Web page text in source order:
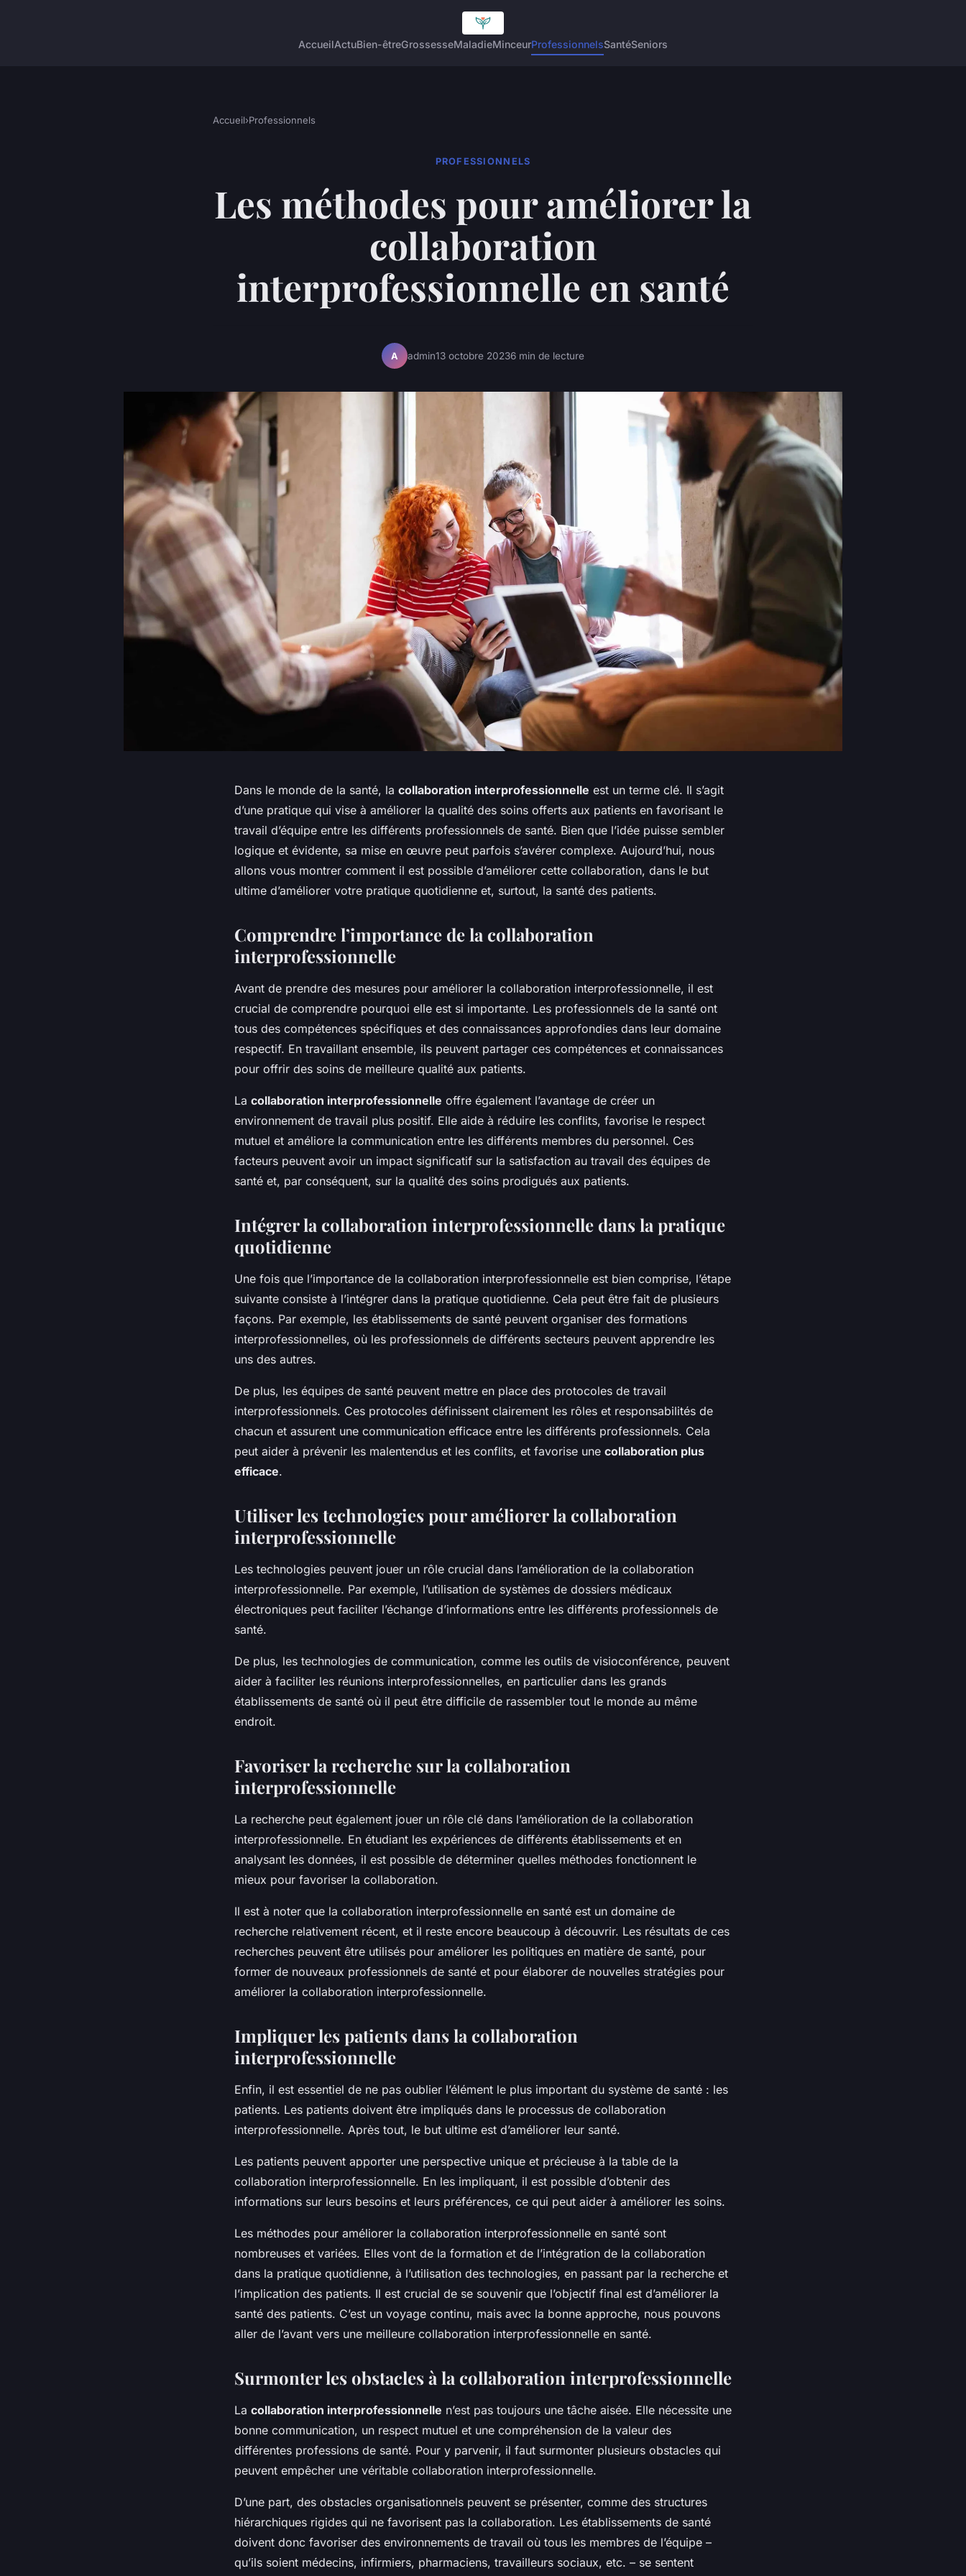
AccueilActuBien-êtreGrossesseMaladieMinceurProfessionnelsSantéSeniors
Accueil›Professionnels
PROFESSIONNELS
Les méthodes pour améliorer la
collaboration
interprofessionnelle en santé
A admin13 octobre 20236 min de lecture
Dans le monde de la santé, la collaboration interprofessionnelle est un terme clé. Il s’agit
d’une pratique qui vise à améliorer la qualité des soins offerts aux patients en favorisant le
travail d’équipe entre les différents professionnels de santé. Bien que l’idée puisse sembler
logique et évidente, sa mise en œuvre peut parfois s’avérer complexe. Aujourd’hui, nous
allons vous montrer comment il est possible d’améliorer cette collaboration, dans le but
ultime d’améliorer votre pratique quotidienne et, surtout, la santé des patients.
Comprendre l’importance de la collaboration
interprofessionnelle
Avant de prendre des mesures pour améliorer la collaboration interprofessionnelle, il est
crucial de comprendre pourquoi elle est si importante. Les professionnels de la santé ont
tous des compétences spécifiques et des connaissances approfondies dans leur domaine
respectif. En travaillant ensemble, ils peuvent partager ces compétences et connaissances
pour offrir des soins de meilleure qualité aux patients.
La collaboration interprofessionnelle offre également l’avantage de créer un
environnement de travail plus positif. Elle aide à réduire les conflits, favorise le respect
mutuel et améliore la communication entre les différents membres du personnel. Ces
facteurs peuvent avoir un impact significatif sur la satisfaction au travail des équipes de
santé et, par conséquent, sur la qualité des soins prodigués aux patients.
Intégrer la collaboration interprofessionnelle dans la pratique
quotidienne
Une fois que l’importance de la collaboration interprofessionnelle est bien comprise, l’étape
suivante consiste à l’intégrer dans la pratique quotidienne. Cela peut être fait de plusieurs
façons. Par exemple, les établissements de santé peuvent organiser des formations
interprofessionnelles, où les professionnels de différents secteurs peuvent apprendre les
uns des autres.
De plus, les équipes de santé peuvent mettre en place des protocoles de travail
interprofessionnels. Ces protocoles définissent clairement les rôles et responsabilités de
chacun et assurent une communication efficace entre les différents professionnels. Cela
peut aider à prévenir les malentendus et les conflits, et favorise une collaboration plus
efficace.
Utiliser les technologies pour améliorer la collaboration
interprofessionnelle
Les technologies peuvent jouer un rôle crucial dans l’amélioration de la collaboration
interprofessionnelle. Par exemple, l’utilisation de systèmes de dossiers médicaux
électroniques peut faciliter l’échange d’informations entre les différents professionnels de
santé.
De plus, les technologies de communication, comme les outils de visioconférence, peuvent
aider à faciliter les réunions interprofessionnelles, en particulier dans les grands
établissements de santé où il peut être difficile de rassembler tout le monde au même
endroit.
Favoriser la recherche sur la collaboration
interprofessionnelle
La recherche peut également jouer un rôle clé dans l’amélioration de la collaboration
interprofessionnelle. En étudiant les expériences de différents établissements et en
analysant les données, il est possible de déterminer quelles méthodes fonctionnent le
mieux pour favoriser la collaboration.
Il est à noter que la collaboration interprofessionnelle en santé est un domaine de
recherche relativement récent, et il reste encore beaucoup à découvrir. Les résultats de ces
recherches peuvent être utilisés pour améliorer les politiques en matière de santé, pour
former de nouveaux professionnels de santé et pour élaborer de nouvelles stratégies pour
améliorer la collaboration interprofessionnelle.
Impliquer les patients dans la collaboration
interprofessionnelle
Enfin, il est essentiel de ne pas oublier l’élément le plus important du système de santé : les
patients. Les patients doivent être impliqués dans le processus de collaboration
interprofessionnelle. Après tout, le but ultime est d’améliorer leur santé.
Les patients peuvent apporter une perspective unique et précieuse à la table de la
collaboration interprofessionnelle. En les impliquant, il est possible d’obtenir des
informations sur leurs besoins et leurs préférences, ce qui peut aider à améliorer les soins.
Les méthodes pour améliorer la collaboration interprofessionnelle en santé sont
nombreuses et variées. Elles vont de la formation et de l’intégration de la collaboration
dans la pratique quotidienne, à l’utilisation des technologies, en passant par la recherche et
l’implication des patients. Il est crucial de se souvenir que l’objectif final est d’améliorer la
santé des patients. C’est un voyage continu, mais avec la bonne approche, nous pouvons
aller de l’avant vers une meilleure collaboration interprofessionnelle en santé.
Surmonter les obstacles à la collaboration interprofessionnelle
La collaboration interprofessionnelle n’est pas toujours une tâche aisée. Elle nécessite une
bonne communication, un respect mutuel et une compréhension de la valeur des
différentes professions de santé. Pour y parvenir, il faut surmonter plusieurs obstacles qui
peuvent empêcher une véritable collaboration interprofessionnelle.
D’une part, des obstacles organisationnels peuvent se présenter, comme des structures
hiérarchiques rigides qui ne favorisent pas la collaboration. Les établissements de santé
doivent donc favoriser des environnements de travail où tous les membres de l’équipe –
qu’ils soient médecins, infirmiers, pharmaciens, travailleurs sociaux, etc. – se sentent